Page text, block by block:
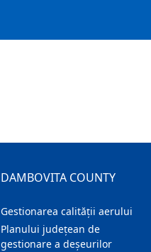
DAMBOVITA COUNTY
Gestionarea calității aerului
Planului județean de
gestionare a deșeurilor